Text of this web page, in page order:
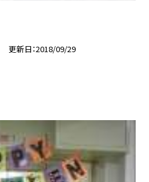
更新日 2018/09/29